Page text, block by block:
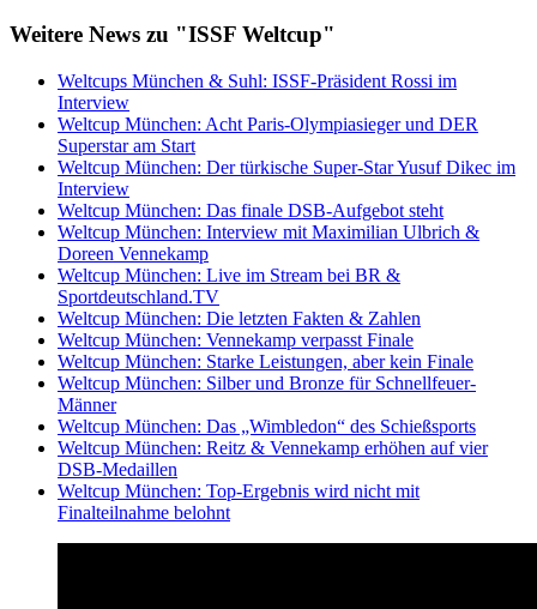
Weitere News zu "ISSF Weltcup"
Weltcups München & Suhl: ISSF-Präsident Rossi im
Interview
Weltcup München: Acht Paris-Olympiasieger und DER
Superstar am Start
Weltcup München: Der türkische Super-Star Yusuf Dikec im
Interview
Weltcup München: Das finale DSB-Aufgebot steht
Weltcup München: Interview mit Maximilian Ulbrich &
Doreen Vennekamp
Weltcup München: Live im Stream bei BR &
Sportdeutschland.TV
Weltcup München: Die letzten Fakten & Zahlen
Weltcup München: Vennekamp verpasst Finale
Weltcup München: Starke Leistungen, aber kein Finale
Weltcup München: Silber und Bronze für Schnellfeuer-
Männer
Weltcup München: Das „Wimbledon“ des Schießsports
Weltcup München: Reitz & Vennekamp erhöhen auf vier
DSB-Medaillen
Weltcup München: Top-Ergebnis wird nicht mit
Finalteilnahme belohnt